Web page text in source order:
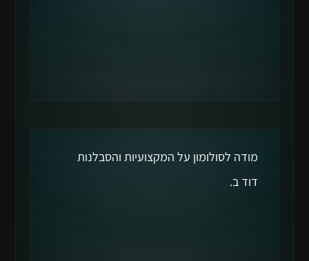
מודה לסולומון על המקצועיות והסבלנות
דוד ב.